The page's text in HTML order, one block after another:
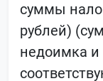
суммы
рублей)
недоимка и